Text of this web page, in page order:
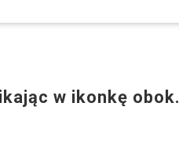
w ikonkę obok.